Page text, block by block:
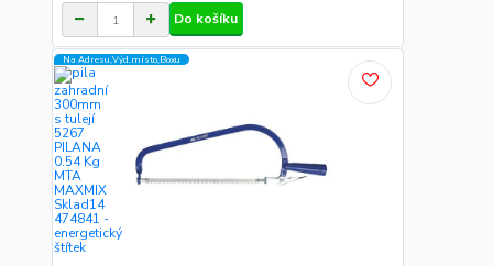
Do košíku
Na Adresu,Výd.místo,Boxu